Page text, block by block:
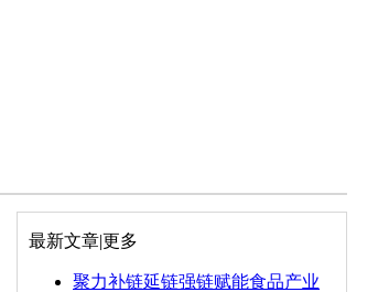
最新文章|更多
聚力补链延链强链赋能食品产业